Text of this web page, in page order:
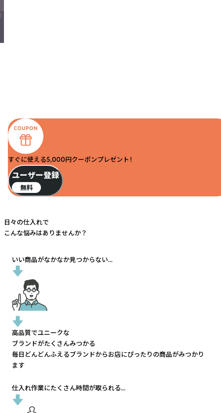
すぐに使える5,000円クーポンプレゼント！
ユーザー登録
無料
日々の仕入れで
こんな悩みはありませんか？
いい商品がなかなか見つからない...
高品質でユニークな
ブランドがたくさんみつかる
毎日どんどんふえるブランドからお店にぴったりの商品がみつかり
ます
仕入れ作業にたくさん時間が取られる...